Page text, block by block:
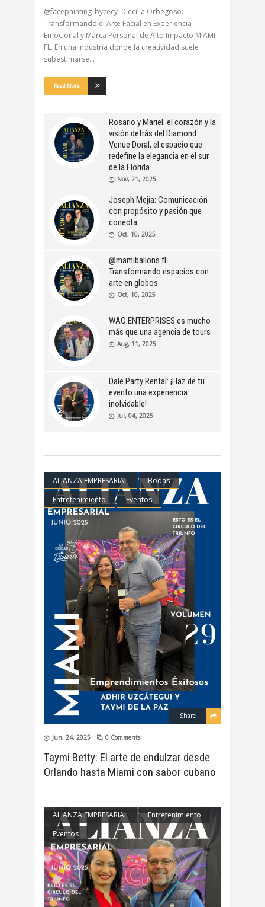
@facepainting_bycecy Cecilia Orbegoso:
Transformando el Arte Facial en Experiencia
Emocional y Marca Personal de Alto Impacto MIAMI,
FL. En una industria donde la creatividad suele
subestimarse
Read More
Rosario y Mariel: el corazón y la
visión detrás del Diamond
Venue Doral, el espacio que
redefine la elegancia en el sur
de la Florida
Nov, 21, 2025
Joseph Mejía: Comunicación
con propósito y pasión que
conecta
Oct, 10, 2025
@mamiballons.fl:
Transformando espacios con
arte en globos
Oct, 10, 2025
WAO ENTERPRISES es mucho
más que una agencia de tours
Aug, 11, 2025
Dale Party Rental: ¡Haz de tu
evento una experiencia
inolvidable!
Jul, 04, 2025
ALIANZA EMPRESARIAL
Bodas
Entretenimiento
Eventos
Share
Jun, 24, 2025 0 Comments
Taymi Betty: El arte de endulzar desde
Orlando hasta Miami con sabor cubano
ALIANZA EMPRESARIAL
Entretenimiento
Eventos